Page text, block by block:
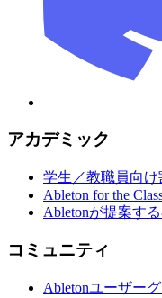
アカデミック
学生／教職員向け
Ableton for the
Abletonが提案す
コミュニティ
Abletonユーザー